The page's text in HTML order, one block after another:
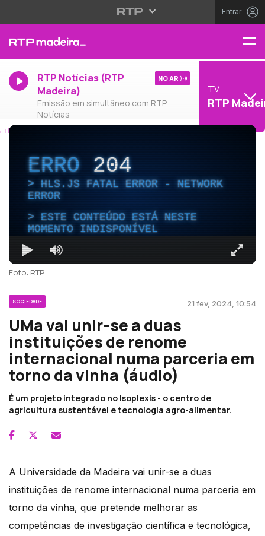
Entrar
RTP Notícias (RTP
Madeira)
Emissão em simultâneo com RTP
Notícias
NO AR
TV
RTP
ERRO204
HLS.JS FATAL ERROR - NETWORK
ERROR
ESTE CONTEÚDO ESTÁ NESTE
MOMENTO INDISPONÍVEL
Foto: RTP
SOCIEDADE 21 fev, 2024, 10:54
UMa vai unir-se a duas
instituições de renome
internacional numa parceria em
torno da vinha (áudio)
É um projeto integrado no Isoplexis - o centro de
agricultura sustentável e tecnologia agro-alimentar.
A Universidade da Madeira vai unir-se a duas
instituições de renome internacional numa parceria em
torno da vinha, que pretende melhorar as
competências de investigação científica e tecnológica,